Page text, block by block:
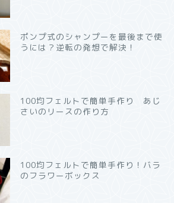
ポンプ式のシャンプーを最後まで使
うには？逆転の発想で解決！
100均フェルトで簡単手作り あじ
さいのリースの作り方
100均フェルトで簡単手作り！バラ
のフラワーボックス